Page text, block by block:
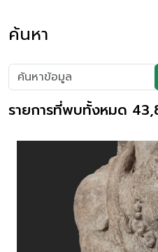
ค้นหา
รายการที่พบทั้งหมด